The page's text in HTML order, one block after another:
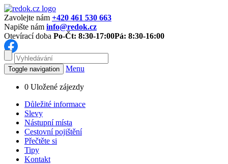
Zavolejte nám +420 461 530 663
Napište nám info@redok.cz
Otevírací doba Po-Čt: 8:30-17:00Pá: 8:30-16:00
Toggle navigation Menu
0 Uložené zájezdy
Důležité informace
Slevy
Nástupní místa
Cestovní pojištění
Přečtěte si
Tipy
Kontakt